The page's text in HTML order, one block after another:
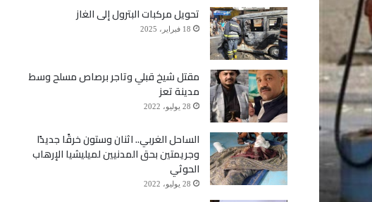
تحويل مركبات البترول إلى الغاز
18 فبراير، 2025
مقتل شيخ قبلي وتاجر برصاص مسلح وسط
مدينة تعز
28 يوليو، 2022
الساحل الغربي.. اثنان وستون خرقًا جديدًا
وجريمتين بحق المدنيين لميليشيا الإرهاب
الحوثي
28 يوليو، 2022